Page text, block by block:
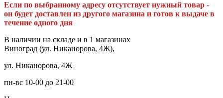
Если по выбранному адресу отсутствует нужный товар -
он будет доставлен из другого магазина и готов к выдаче в
течение одного дня
В наличии на складе и в 1 магазинах
Виноград (ул. Никанорова, 4Ж),
ул. Никанорова, 4Ж
пн-вс 10-00 до 21-00